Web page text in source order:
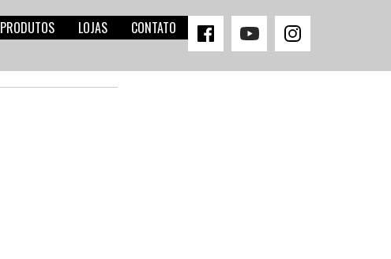
PRODUTOS LOJAS CONTATO